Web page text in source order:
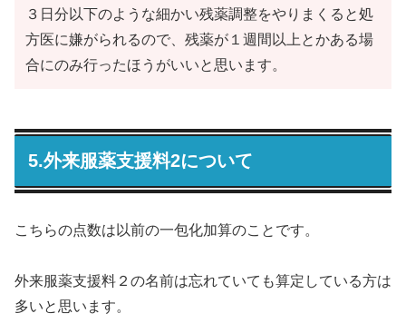
３日分以下のような細かい残薬調整をやりまくると処
方医に嫌がられるので、残薬が１週間以上とかある場
合にのみ行ったほうがいいと思います。
5.外来服薬支援料2について
こちらの点数は以前の一包化加算のことです。
外来服薬支援料２の名前は忘れていても算定している方は
多いと思います。